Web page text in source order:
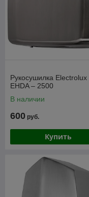
Рукосушилка Electrolux
EHDA – 2500
В наличии
600 руб.
Купить